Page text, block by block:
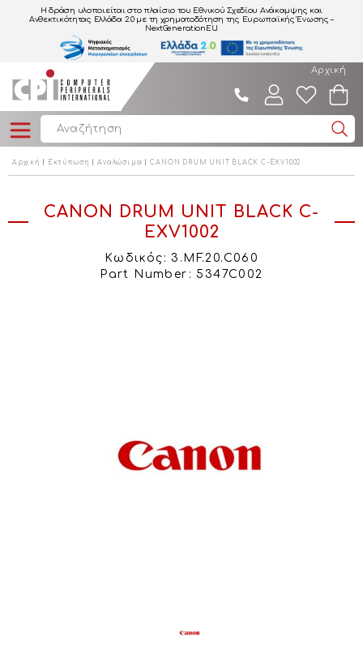
Η δράση υλοποιείται στο πλαίσιο του Εθνικού Σχεδίου Ανάκαμψης και
Ανθεκτικότητας Ελλάδα 2.0με τη χρηματοδότηση της Ευρωπαϊκής Ένωσης –
NextGenerationEU.
Αρχική
Αρχική Εκτύπωση Αναλώσιμα CANON DRUM UNIT BLACK C-EXV1002
CANON DRUM UNIT BLACK C-
EXV1002
Κωδικός: 3.MF.20.C060
Part Number: 5347C002